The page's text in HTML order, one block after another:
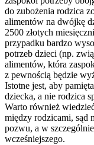
do zubożenia rodzica
alimentów na dwójkę
2500 złotych
przypadku bardzo
potrzeb dzieci (np.
alimentów, która
z pewnością będzie
Istotne jest, aby
dziecka, a nie rodzica
Warto również
między rodzicami, sąd
pozwu, a w
wcześniejszego.